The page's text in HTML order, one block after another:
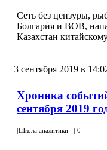
Сеть без цензуры,
Болгария и ВОВ,
Казахстан
3 сентября 2019 в
Хроника
сентября 2019
|Школа аналитики | | 0